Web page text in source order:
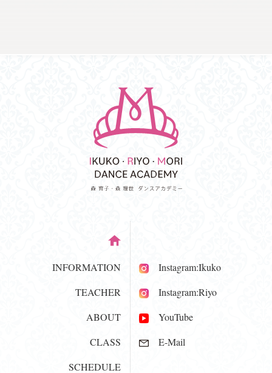
INFORMATION
TEACHER
ABOUT
CLASS
SCHEDULE
Instagram:Ikuko
Instagram:Riyo
YouTube
E-Mail